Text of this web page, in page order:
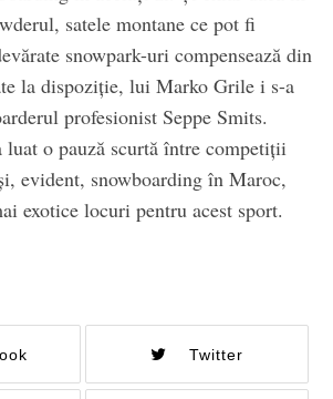
satele montane ce pot fi
snowpark-uri compensează din
la dispoziţie, lui Marko Grile i s-a
profesionist Seppe Smits.
luat o pauză scurtă între competiţii
evident, snowboarding în Maroc,
exotice locuri pentru acest sport.
Twitter